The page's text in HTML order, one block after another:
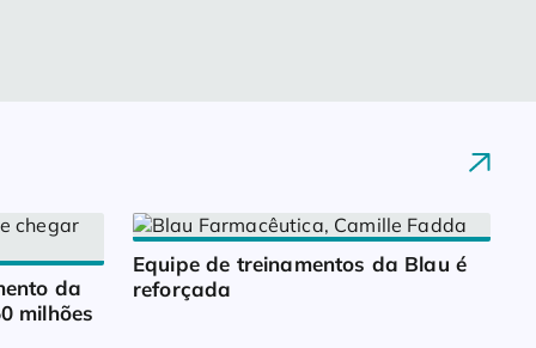
da
milhões
Equipe de treinamentos da Blau é
reforçada